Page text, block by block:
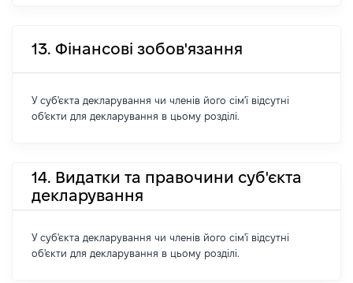
13. Фінансові зобов'язання
У суб'єкта декларування чи членів його сім'ї відсутні
об'єкти для декларування в цьому розділі.
14. Видатки та правочини суб'єкта
декларування
У суб'єкта декларування чи членів його сім'ї відсутні
об'єкти для декларування в цьому розділі.